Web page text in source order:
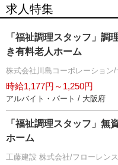
求人特集
「福祉調理スタッフ」調
き有料老人ホーム
株式会社川島コーポレーション
時給1,177円～1,250円
アルバイト・パート / 大阪府
「福祉調理スタッフ」無
ホーム
工藤建設 株式会社/フローレン